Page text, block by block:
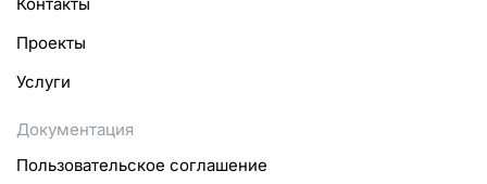
Проекты
Услуги
Документация
Пользовательское соглашение